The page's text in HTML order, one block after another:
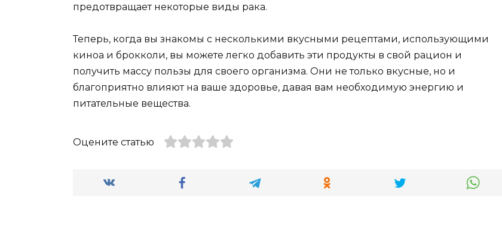
предотвращает некоторые виды рака.
Теперь, когда вы знакомы с несколькими вкусными рецептами, использующими
киноа и брокколи, вы можете легко добавить эти продукты в свой рацион и
получить массу пользы для своего организма. Они не только вкусные, но и
благоприятно влияют на ваше здоровье, давая вам необходимую энергию и
питательные вещества.
Оцените статью